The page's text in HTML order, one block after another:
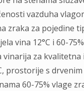
vazduha
zraka za pojedine
vina 12°C i 60-
vinarija za
prostorije s
60-75% vlage